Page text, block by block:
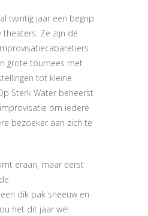
twintig jaar een begrip
Ze zijn dé
grote tournees met
tot kleine
Sterk Water beheerst
om iedere
bezoeker aan zich te
eraan, maar eerst
dik pak sneeuw en
het dit jaar wél